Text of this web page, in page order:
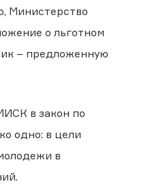
Министерство
о льготном
– предложенную
в закон по
одно: в цели
в